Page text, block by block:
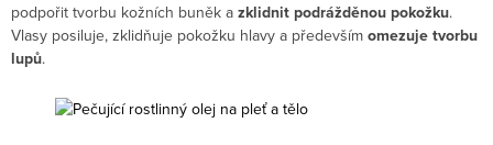
podpořit tvorbu kožních buněk a zklidnit podrážděnou pokožku.
Vlasy posiluje, zklidňuje pokožku hlavy a především omezuje tvorbu
lupů.